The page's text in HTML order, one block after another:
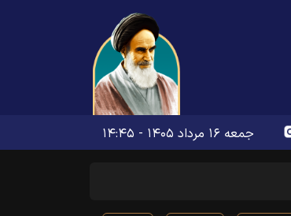
جمعه ۱۶ مرداد ۱۴۰۵ - ۱۴:۴۵